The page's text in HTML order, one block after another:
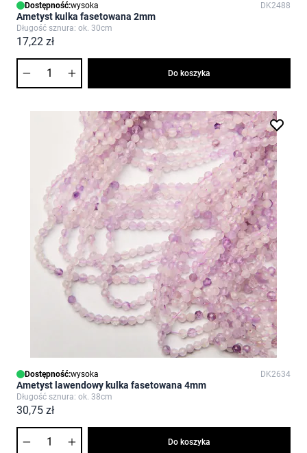
Dostępność:wysoka DK2488
Ametyst kulka fasetowana 2mm
Długość sznura: ok. 30cm
17,22 zł
Do koszyka
Dostępność:wysoka DK2634
Ametyst lawendowy kulka fasetowana 4mm
Długość sznura: ok. 38cm
30,75 zł
Do koszyka